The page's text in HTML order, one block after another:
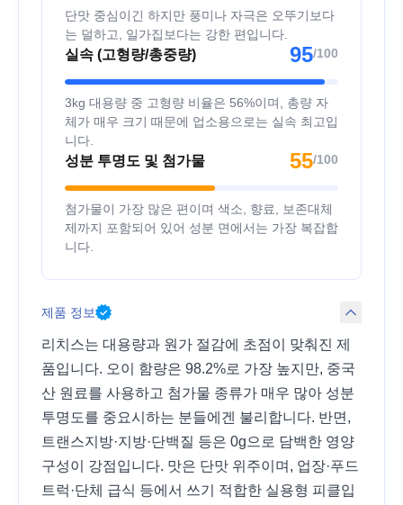
단맛 중심이긴 하지만 풍미나 자극은 오뚜기보다
는 덜하고, 일가집보다는 강한 편입니다.
실속 (고형량/총중량) 95/100
3kg 대용량 중 고형량 비율은 56%이며, 총량 자
체가 매우 크기 때문에 업소용으로는 실속 최고입
니다.
성분 투명도 및 첨가물 55/100
첨가물이 가장 많은 편이며 색소, 향료, 보존대체
제까지 포함되어 있어 성분 면에서는 가장 복잡합
니다.
제품 정보
리치스는 대용량과 원가 절감에 초점이 맞춰진 제
품입니다. 오이 함량은 98.2%로 가장 높지만, 중국
산 원료를 사용하고 첨가물 종류가 매우 많아 성분
투명도를 중요시하는 분들에겐 불리합니다. 반면,
트랜스지방·지방·단백질 등은 0g으로 담백한 영양
구성이 강점입니다. 맛은 단맛 위주이며, 업장·푸드
트럭·단체 급식 등에서 쓰기 적합한 실용형 피클입